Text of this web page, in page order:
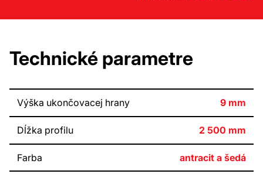
Technické parametre
Výška ukončovacej hrany 9 mm
Dĺžka profilu 2 500 mm
Farba antracit a šedá